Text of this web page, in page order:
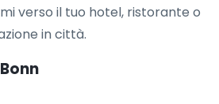
verso il tuo hotel, ristorante o
in città.